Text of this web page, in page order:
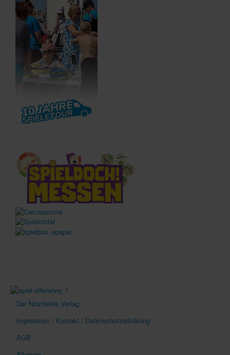
Der Nostheide Verlag
Impressum / Kontakt / Datenschutzerklärung
AGB